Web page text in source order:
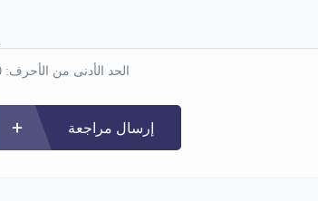
الحد الأدنى من الأحرف: 10
إرسال مراجعة